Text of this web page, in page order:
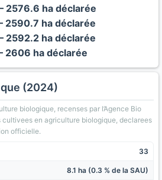
2576.6 ha déclarée
2590.7 ha déclarée
2592.2 ha déclarée
2606 ha déclarée
(2024)
biologique, recenses par l’Agence Bio
cultivees en agriculture biologique, declarees
officielle.
33
8.1 ha (0.3 % de la SAU)